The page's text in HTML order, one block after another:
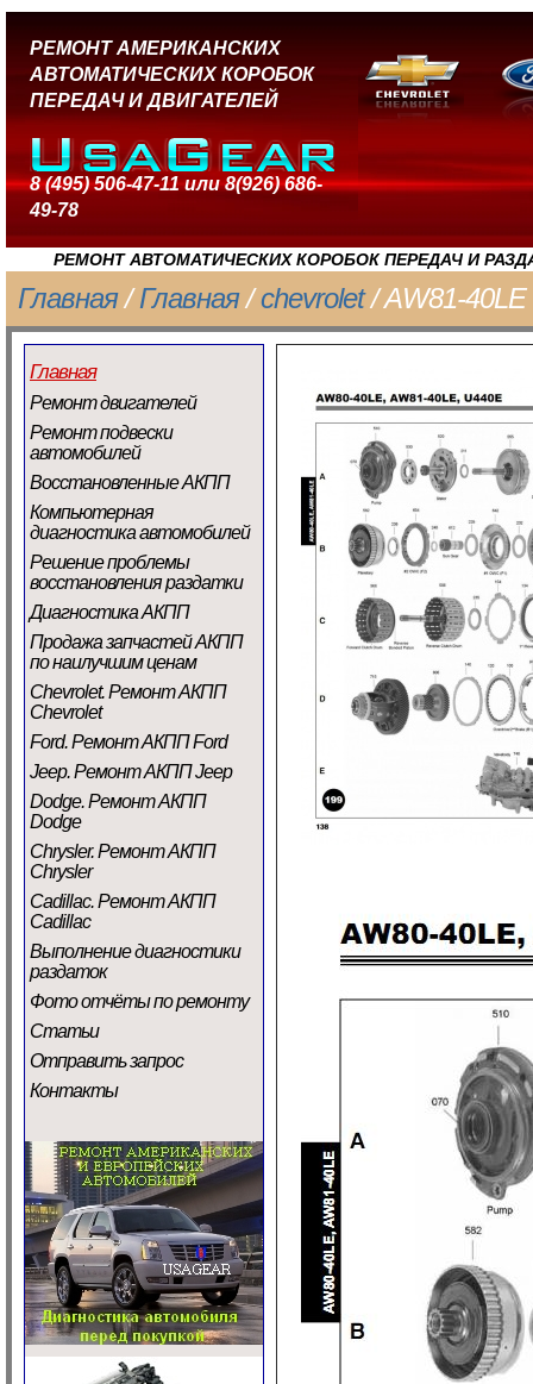
РЕМОНТ АМЕРИКАНСКИХ
АВТОМАТИЧЕСКИХ КОРОБОК
ПЕРЕДАЧ И ДВИГАТЕЛЕЙ
8 (495) 506-47-11 или 8(926) 686-
49-78
РЕМОНТ АВТОМАТИЧЕСКИХ КОРОБОК ПЕРЕДАЧ И
Главная/Главная/chevrolet/ AW81-40LE
Главная
Ремонт двигателей
Ремонт подвески
автомобилей
Восстановленные АКПП
Компьютерная
диагностика автомобилей
Решение проблемы
восстановления раздатки
Диагностика АКПП
Продажа запчастей АКПП
по наилучшим ценам
Chevrolet. Ремонт АКПП
Chevrolet
Ford. Ремонт АКПП Ford
Jeep. Ремонт АКПП Jeep
Dodge. Ремонт АКПП
Dodge
Chrysler. Ремонт АКПП
Chrysler
Cadillac. Ремонт АКПП
Cadillac
Выполнение диагностики
раздаток
Фото отчёты по ремонту
Статьи
Отправить запрос
Контакты